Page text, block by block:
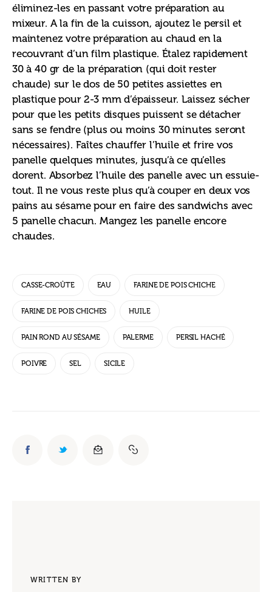
éliminez-les en passant votre préparation au
mixeur. A la fin de la cuisson, ajoutez le persil et
maintenez votre préparation au chaud en la
recouvrant d’un film plastique. Étalez rapidement
30 à 40 gr de la préparation (qui doit rester
chaude) sur le dos de 50 petites assiettes en
plastique pour 2-3 mm d’épaisseur. Laissez sécher
pour que les petits disques puissent se détacher
sans se fendre (plus ou moins 30 minutes seront
nécessaires). Faîtes chauffer l’huile et frire vos
panelle quelques minutes, jusqu’à ce qu’elles
dorent. Absorbez l’huile des panelle avec un essuie-
tout. Il ne vous reste plus qu’à couper en deux vos
pains au sésame pour en faire des sandwichs avec
5 panelle chacun. Mangez les panelle encore
chaudes.
CASSE-CROÛTE EAU FARINE DE POIS CHICHE
FARINE DE POIS CHICHES HUILE
PAIN ROND AU SÉSAME PALERME PERSIL HACHÉ
POIVRE SEL SICILE
WRITTEN BY